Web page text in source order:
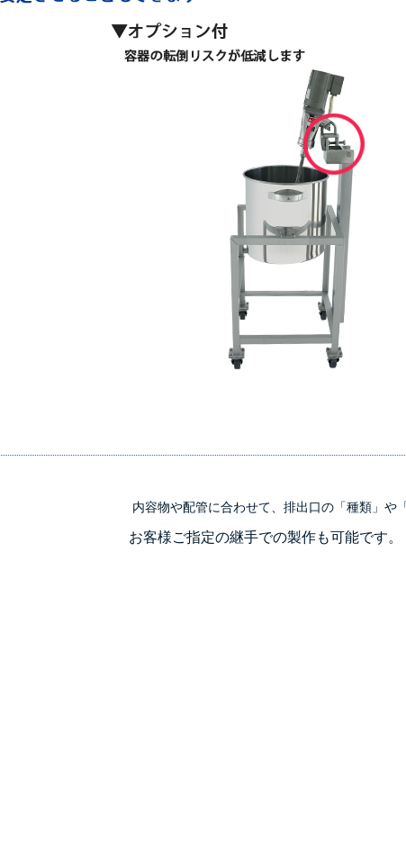
内容物や配管に合わせて、排出口の「種類」や
お客様ご指定の継手での製作も可能です。